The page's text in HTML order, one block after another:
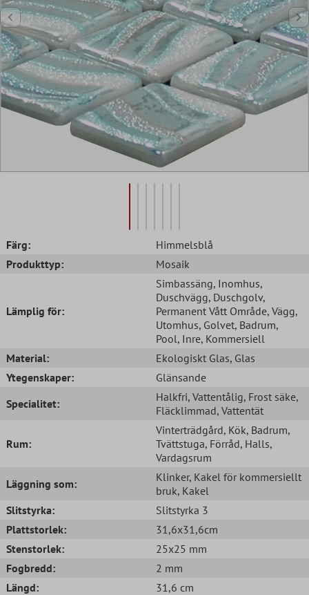
Färg:
Himmelsblå
Produkttyp:
Mosaik
Lämplig för:
Simbassäng, Inomhus,
Duschvägg, Duschgolv,
Permanent Vått Område, Vägg,
Utomhus, Golvet, Badrum,
Pool, Inre, Kommersiell
Material:
Ekologiskt Glas, Glas
Ytegenskaper:
Glänsande
Specialitet:
Halkfri, Vattentålig, Frost säke,
Fläcklimmad, Vattentät
Rum:
Vinterträdgård, Kök, Badrum,
Tvättstuga, Förråd, Halls,
Vardagsrum
Läggning som:
Klinker, Kakel för kommersiellt
bruk, Kakel
Slitstyrka:
Slitstyrka 3
Plattstorlek:
31,6x31,6cm
Stenstorlek:
25x25 mm
Fogbredd:
2 mm
Längd:
31,6 cm